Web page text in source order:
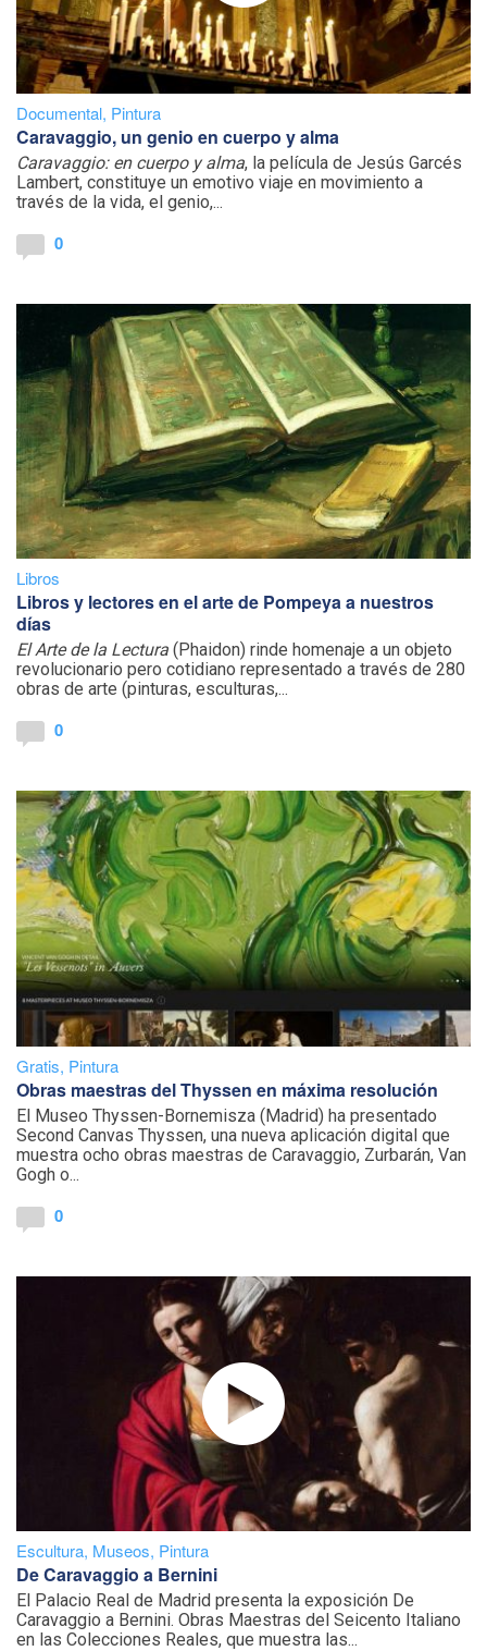
Documental, Pintura
Caravaggio, un genio en cuerpo y alma
Caravaggio: en cuerpo y alma, la película de Jesús Garcés
Lambert, constituye un emotivo viaje en movimiento a
través de la vida, el genio,...
0
Libros
Libros y lectores en el arte de Pompeya a nuestros
días
El Arte de la Lectura (Phaidon) rinde homenaje a un objeto
revolucionario pero cotidiano representado a través de 280
obras de arte (pinturas, esculturas,...
0
Gratis, Pintura
Obras maestras del Thyssen en máxima resolución
El Museo Thyssen-Bornemisza (Madrid) ha presentado
Second Canvas Thyssen, una nueva aplicación digital que
muestra ocho obras maestras de Caravaggio, Zurbarán, Van
Gogh o...
0
Escultura, Museos, Pintura
De Caravaggio a Bernini
El Palacio Real de Madrid presenta la exposición De
Caravaggio a Bernini. Obras Maestras del Seicento Italiano
en las Colecciones Reales, que muestra las...